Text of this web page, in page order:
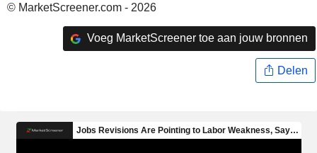
© MarketScreener.com - 2026
Voeg MarketScreener toe aan jouw bronnen
Delen